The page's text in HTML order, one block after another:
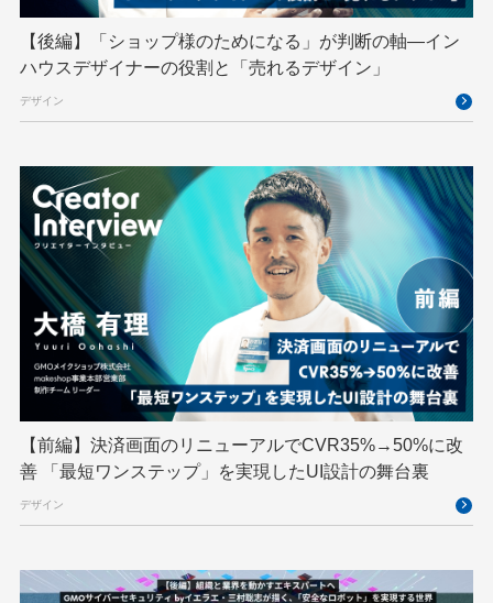
アドベントカレンダー イベントレポート
インターンシップ インハウス お名前.com
クリエイターインタビュー
サイバーセキュリティ サマーインターン スクラム
スパム対策 スペシャリスト セキュリティ
ソフトウェアサプライチェーン チームビルディング
デザイン ネットのセキュリティもGMO
ハーネスエンジニアリング バックエンド
ヒューマノイド ヒューマノイドロボット
プログラミング教育
ブロックチェーン フロントエンド ペアリング暗号
京大ミートアップ 京都大学 人型ロボット
【後編】「ショップ様のためになる」が判断の軸―イン
ハウスデザイナーの役割と「売れるデザイン」
デザイン
【前編】決済画面のリニューアルでCVR35%→50%に改
善 「最短ワンステップ」を実現したUI設計の舞台裏
デザイン